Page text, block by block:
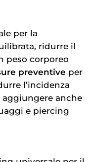
per la
ridurre il
peso corporeo
preventive per
l’incidenza
anche
e piercing